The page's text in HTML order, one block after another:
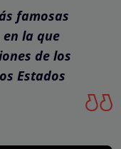
famosas
la que
de los
Estados